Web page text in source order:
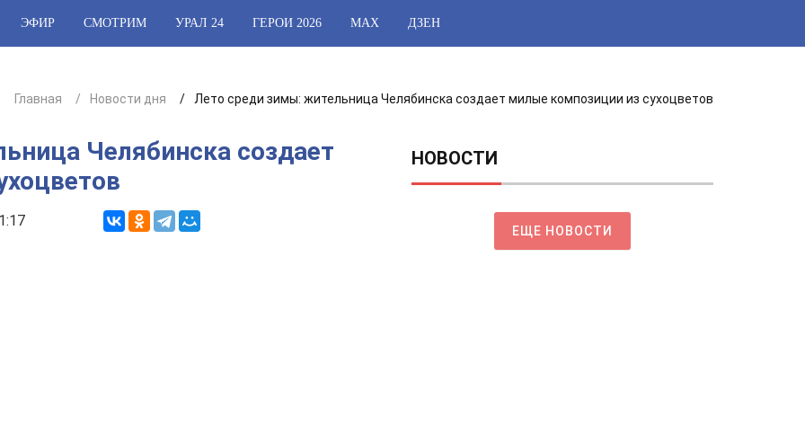
ЭФИР СМОТРИМ УРАЛ 24 ГЕРОИ 2026 МАХ ДЗЕН
Главная Новости дня Лето среди зимы: жительница Челябинска создает милые композиции из сухоцветов
Челябинска создает
НОВОСТИ
ЕЩЕ НОВОСТИ